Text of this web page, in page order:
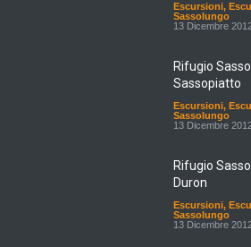
Escursioni,
Sassolungo
13 Dicembre
Rifugio
Sassopiatto
Escursioni,
Sassolungo
13 Dicembre
Rifugio
Duron
Escursioni,
Sassolungo
13 Dicembre